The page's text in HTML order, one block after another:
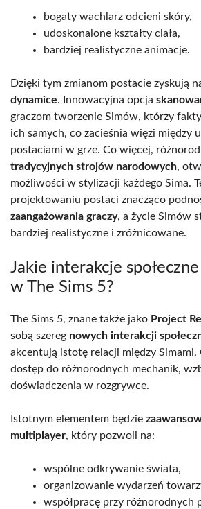
bogaty wachlarz odcieni skóry,
udoskonalone kształty ciała,
bardziej realistyczne animacje.
Dzięki tym zmianom postacie zyskują
dynamice. Innowacyjna opcja
graczom tworzenie Simów, którzy
ich samych, co zacieśnia więzi między
postaciami w grze. Co więcej,
tradycyjnych strojów narodowych,
możliwości w stylizacji każdego Sima.
projektowaniu postaci znacząco
zaangażowania graczy, a życie Simów
bardziej realistyczne i zróżnicowane.
Jakie interakcje
w The Sims 5?
The Sims 5, znane także jako Project
sobą szereg nowych interakcji
akcentują istotę relacji między Simami.
dostęp do różnorodnych mechanik,
doświadczenia w rozgrywce.
Istotnym elementem będzie
multiplayer, który pozwoli na:
wspólne odkrywanie świata,
organizowanie wydarzeń
współpracę przy różnorodnych